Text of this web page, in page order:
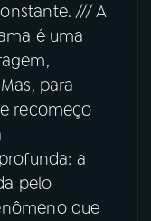
/// A
é uma
para
recomeço
a
pelo
que